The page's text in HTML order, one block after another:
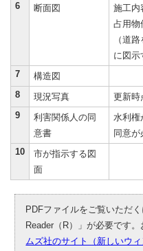
6
断面図
施工内
占用物
（道
に図示
7
構造図
8
現況写真
更新時
9
利害関係人の同
意書
水利権
同意が
10
市が指示する図
面
PDFファイルをご覧いただく
Reader（R）」が必要です
ムズ社のサイト（新しいウ